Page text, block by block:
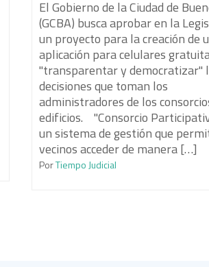
El Gobierno de la Ciudad de
(GCBA) busca aprobar en la
un proyecto para la creación de
aplicación para celulares
"transparentar y democratizar"
decisiones que toman los
administradores de los
edificios. "Consorcio
un sistema de gestión que
vecinos acceder de manera […]
PorTiempo Judicial